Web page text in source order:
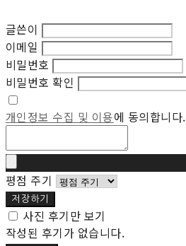
글쓴이
이메일
비밀번호
비밀번호 확인
개인정보 수집 및 이용에 동의합니다.
평점 주기
저장하기
사진 후기만 보기
작성된 후기가 없습니다.